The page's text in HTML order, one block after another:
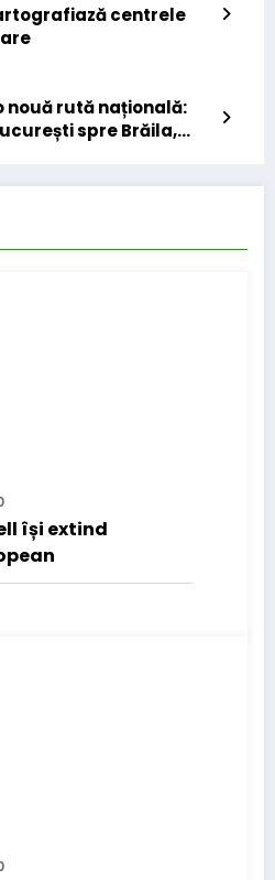
centrele
nouă rută națională:
spre Brăila,
își extind